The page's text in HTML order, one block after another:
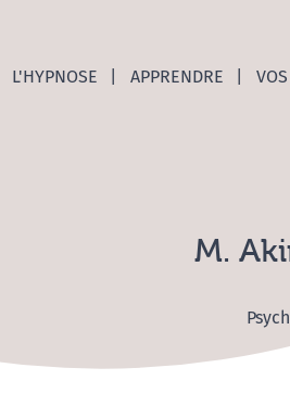
L'HYPNOSE APPRENDRE
M.